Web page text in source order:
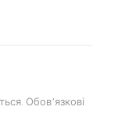
Обов’язкові